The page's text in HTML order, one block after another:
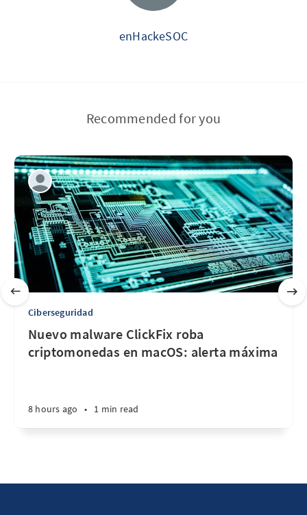
enHackeSOC
Recommended for you
Ciberseguridad
Nuevo malware ClickFix roba
criptomonedas en macOS: alerta máxima
8 hours ago • 1 min read